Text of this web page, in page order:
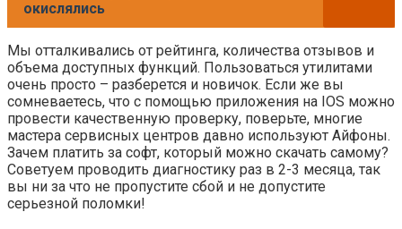
окислялись
Мы отталкивались от рейтинга, количества отзывов и
объема доступных функций. Пользоваться утилитами
очень просто – разберется и новичок. Если же вы
сомневаетесь, что с помощью приложения на IOS можно
провести качественную проверку, поверьте, многие
мастера сервисных центров давно используют Айфоны.
Зачем платить за софт, который можно скачать самому?
Советуем проводить диагностику раз в 2-3 месяца, так
вы ни за что не пропустите сбой и не допустите
серьезной поломки!